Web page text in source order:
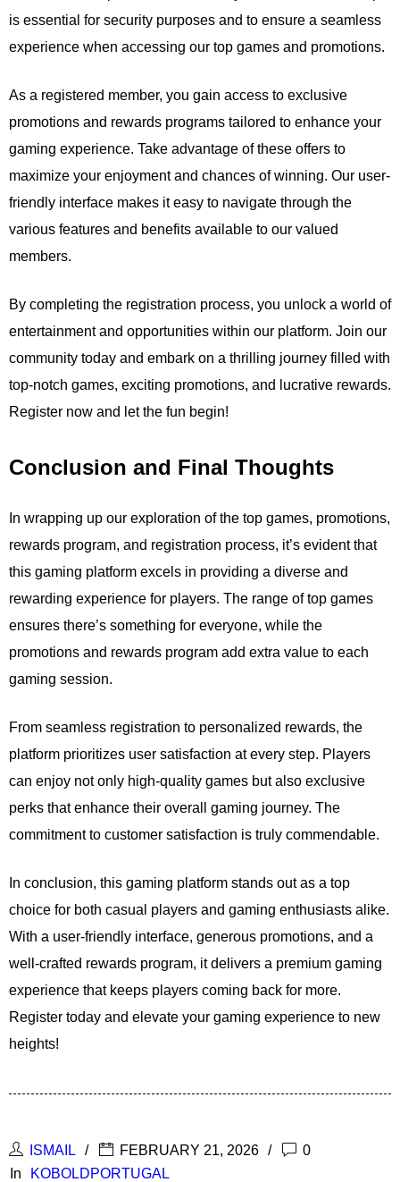
is essential for security purposes and to ensure a seamless
experience when accessing our top games and promotions.
As a registered member, you gain access to exclusive
promotions and rewards programs tailored to enhance your
gaming experience. Take advantage of these offers to
maximize your enjoyment and chances of winning. Our user-
friendly interface makes it easy to navigate through the
various features and benefits available to our valued
members.
By completing the registration process, you unlock a world of
entertainment and opportunities within our platform. Join our
community today and embark on a thrilling journey filled with
top-notch games, exciting promotions, and lucrative rewards.
Register now and let the fun begin!
Conclusion and Final Thoughts
In wrapping up our exploration of the top games, promotions,
rewards program, and registration process, it’s evident that
this gaming platform excels in providing a diverse and
rewarding experience for players. The range of top games
ensures there’s something for everyone, while the
promotions and rewards program add extra value to each
gaming session.
From seamless registration to personalized rewards, the
platform prioritizes user satisfaction at every step. Players
can enjoy not only high-quality games but also exclusive
perks that enhance their overall gaming journey. The
commitment to customer satisfaction is truly commendable.
In conclusion, this gaming platform stands out as a top
choice for both casual players and gaming enthusiasts alike.
With a user-friendly interface, generous promotions, and a
well-crafted rewards program, it delivers a premium gaming
experience that keeps players coming back for more.
Register today and elevate your gaming experience to new
heights!
ISMAIL FEBRUARY 21, 2026
0
In
KOBOLDPORTUGAL